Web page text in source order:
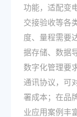
功能，适配变
交接验收等各
度、量程需要
据存储、数据
数字化管理要
通讯协议，可
署成本；在品
业应用案例丰